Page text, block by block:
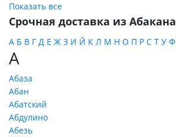
Показать все
Срочная доставка из Абакана
А Б В Г Д Е Ж З И Й К Л М Н О П Р С Т У Ф
А
Абаза
Абан
Абатский
Абдулино
Абезь